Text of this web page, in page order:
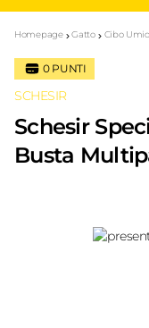
Homepage Gatto Cibo
0PUNTI
SCHESIR
Schesir
Busta
Recensioni